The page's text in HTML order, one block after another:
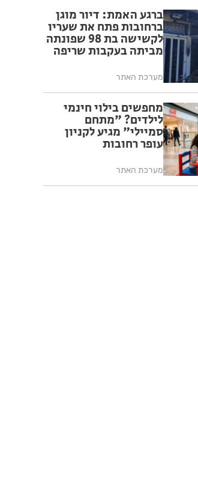
ברגע האמת: דיור מוגן
ברחובות פתח את שעריו
לקשישה בת 98 שפונתה
מביתה בעקבות שריפה
מערכת האתר
מחפשים בילוי חינמי
לילדים? "מתחם
סמיילי" מגיע לקניון
עופר רחובות
מערכת האתר